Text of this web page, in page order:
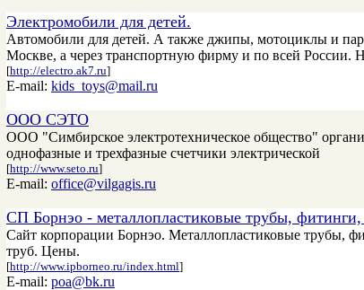
Электромобили для детей.
Автомобили для детей. А также джипы, мотоциклы и
Москве, а через транспортную фирму и по всей России.
[http://electro.ak7.ru]
E-mail: kids_toys@mail.ru
ООО СЭТО
OOO "Симбирское электротехническое общество"
однофазные и трехфазные счетчики электрической
[http://www.seto.ru]
E-mail: office@vilgagis.ru
СП Борнэо - металлопластиковые трубы,
Сайт корпорации Борнэо. Металлопластиковые трубы,
труб. Цены.
[http://www.ipborneo.ru/index.html]
E-mail: poa@bk.ru